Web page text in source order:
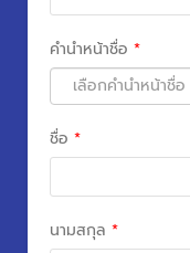
คำนำหน้าชื่อ *
เลือกคำนำหน้าชื่อ
ชื่อ *
นามสกุล *